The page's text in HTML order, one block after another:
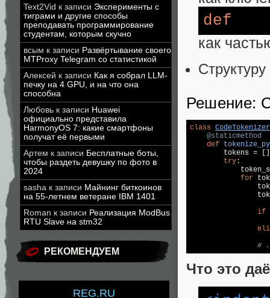
Text2Vid к записи Эксперименты с
тиграми и другие способы
преподавать программирование
студентам, которым скучно
всым к записи Развёртывание своего
MTProxy Telegram со статистикой
Алексей к записи Как я собрал LLM-
печку на 4 GPU, и на что она
способна
Любовь к записи Huawei
официально представила
HarmonyOS 7: какие смартфоны
получат её первыми
Артем к записи Бесплатные боты,
чтобы раздеть девушку по фото в
2024
sasha к записи Майнинг биткоинов
на 55-летнем ветеране IBM 1401
Roman к записи Реализация ModBus
RTU Slave на stm32
РЕКОМЕНДУЕМ
REG.RU
def
как
Решение:
class CodeTokenizer
    @staticmethod
def
        tokens = []
try:
for
if
#
Что это